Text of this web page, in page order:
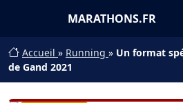
MARATHONS.FR
Accueil » Running » Un format
de Gand 2021